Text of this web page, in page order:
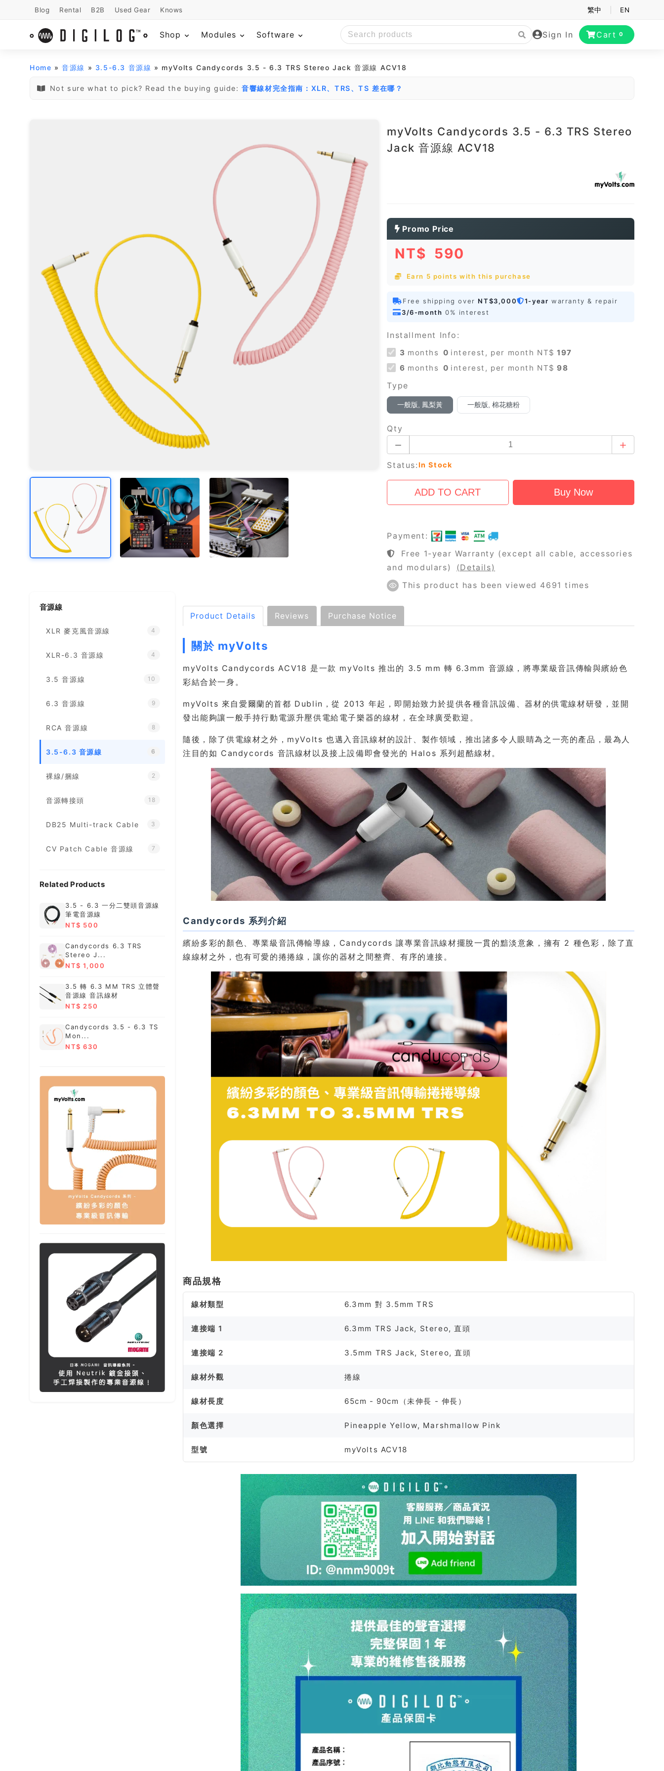
Blog Rental B2B Used Gear Knows 繁中 EN
Shop Modules Software Sign In Cart 0
Home »音源線 » 3.5-6.3 音源線 » myVolts Candycords 3.5 - 6.3 TRS Stereo Jack 音源線 ACV18
Not sure what to pick? Read the buying guide: 音響線材完全指南：XLR、TRS、TS 差在哪？
myVolts Candycords 3.5 - 6.3 TRS Stereo
Jack 音源線 ACV18
Promo Price
NT$ 590
Earn 5 points with this purchase
Free shipping over NT$3,000 1-year warranty & repair
3/6-month 0% interest
Installment Info:
3 months 0 interest, per month NT$ 197
6 months 0 interest, per month NT$ 98
Type
一般版, 鳳梨黃 一般版, 棉花糖粉
Qty
Status: In Stock
Payment:
Free 1-year Warranty (except all cable, accessories
and modulars)
(Details)
This product has been viewed 4691 times
音源線
XLR 麥克風音源線 4
XLR-6.3 音源線 4
3.5 音源線 10
6.3 音源線 9
RCA 音源線 8
3.5-6.3 音源線 6
裸線/捆線 2
音源轉接頭 18
DB25 Multi-track Cable 3
CV Patch Cable 音源線 7
Related Products
3.5 - 6.3 一分二雙頭音源線
筆電音源線
NT$ 500
Candycords 6.3 TRS
Stereo J...
NT$ 1,000
3.5 轉 6.3 MM TRS 立體聲
音源線 音訊線材
NT$ 250
Candycords 3.5 - 6.3 TS
Mon...
NT$ 630
Product Details Reviews Purchase Notice
關於 myVolts
myVolts Candycords ACV18 是一款 myVolts 推出的 3.5 mm 轉 6.3mm 音源線，將專業級音訊傳輸與繽紛色
彩結合於一身。
myVolts 來自愛爾蘭的首都 Dublin，從 2013 年起，即開始致力於提供各種音訊設備、器材的供電線材研發，並開
發出能夠讓一般手持行動電源升壓供電給電子樂器的線材，在全球廣受歡迎。
隨後，除了供電線材之外，myVolts 也邁入音訊線材的設計、製作領域，推出諸多令人眼睛為之一亮的產品，最為人
注目的如 Candycords 音訊線材以及接上設備即會發光的 Halos 系列超酷線材。
Candycords 系列介紹
繽紛多彩的顏色、專業級音訊傳輸導線，Candycords 讓專業音訊線材擺脫一貫的黯淡意象，擁有 2 種色彩，除了直
線線材之外，也有可愛的捲捲線，讓你的器材之間整齊、有序的連接。
商品規格
線材類型 6.3mm 對 3.5mm TRS
連接端 1 6.3mm TRS Jack, Stereo, 直頭
連接端 2 3.5mm TRS Jack, Stereo, 直頭
線材外觀 捲線
線材長度 65cm - 90cm（未伸長 - 伸長）
顏色選擇 Pineapple Yellow, Marshmallow Pink
型號 myVolts ACV18